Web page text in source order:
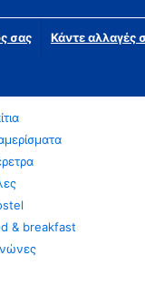
σας Κάντε αλλαγές
& breakfast